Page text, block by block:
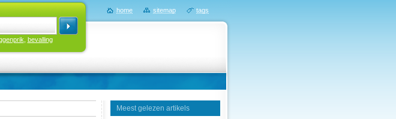
bevalling
home sitemap tags
Meest gelezen artikels